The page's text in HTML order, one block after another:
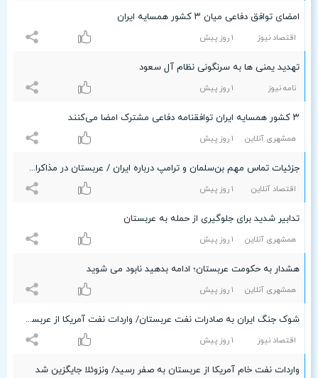
امضای توافق دفاعی میان ٣ کشور همسایه ایران
اقتصاد نیوز ۱ روز پیش
تهدید یمنی ها به سرنگونی نظام آل سعود
نامه نیوز ۱ روز پیش
۳ کشور همسایه ایران توافقنامه دفاعی مشترک امضا می‌کنند
همشهری آنلاین ۱ روز پیش
جزئیات تماس مهم بن‌سلمان و ترامپ درباره ایران / عربستان در مذاکرات نقش دارد؟
اقتصاد آنلاین ۱ روز پیش
تدابیر شدید برای جلوگیری از حمله به عربستان
همشهری آنلاین ۱ روز پیش
هشدار به حکومت عربستان؛ ادامه بدهید نابود می شوید
همشهری آنلاین ۱ روز پیش
شوک جنگ ایران به صادرات نفت عربستان/ واردات نفت آمریکا از عربستان صفر شد
اقتصاد نیوز ۱ روز پیش
واردات نفت خام آمریکا از عربستان به صفر رسید/ ونزوئلا جایگزین شد